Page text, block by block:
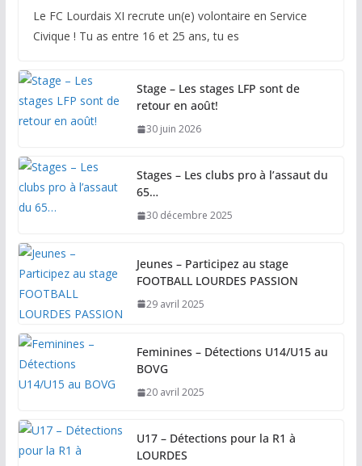
Le FC Lourdais XI recrute un(e) volontaire en Service
Civique ! Tu as entre 16 et 25 ans, tu es
Stage – Les stages LFP sont de
retour en août!
30 juin 2026
Stages – Les clubs pro à l’assaut du
65…
30 décembre 2025
Jeunes – Participez au stage
FOOTBALL LOURDES PASSION
29 avril 2025
Feminines – Détections U14/U15 au
BOVG
20 avril 2025
U17 – Détections pour la R1 à
LOURDES